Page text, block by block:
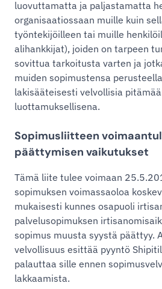
luovuttamatta ja paljastamatta
organisaatiossaan muille kuin
työntekijöilleen tai muille
alihankkijat), joiden on tarpeen
sovittua tarkoitusta varten ja
muiden sopimustensa
lakisääteisesti velvollisia
luottamuksellisena.
Sopimusliitteen
päättymisen vaikutukset
Tämä liite tulee voimaan
sopimuksen voimassaoloa
mukaisesti kunnes osapuoli
palvelusopimuksen
sopimus muusta syystä päättyy.
velvollisuus esittää pyyntö
palauttaa sille ennen
lakkaamista.